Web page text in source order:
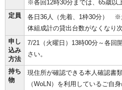
※各回12時30分までは、65歳以
定員
各日36人（先着、1枠30分） ※
体組成計の貸出台数がなくなり
申し
込み
方法
7/21（火曜日）13時00分～各回
さい。
持ち
物
現住所が確認できる本人確認書
（WoLN）を利用しているご自